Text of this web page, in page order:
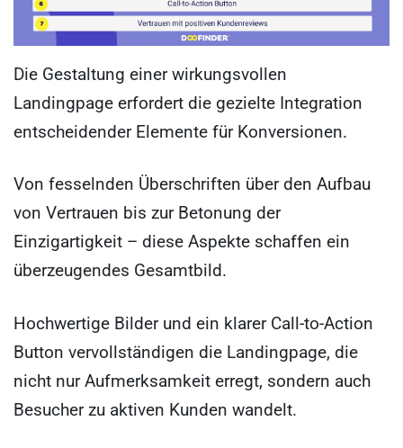
Die Gestaltung einer wirkungsvollen
Landingpage erfordert die gezielte Integration
entscheidender Elemente für Konversionen.
Von fesselnden Überschriften über den Aufbau
von Vertrauen bis zur Betonung der
Einzigartigkeit – diese Aspekte schaffen ein
überzeugendes Gesamtbild.
Hochwertige Bilder und ein klarer Call-to-Action
Button vervollständigen die Landingpage, die
nicht nur Aufmerksamkeit erregt, sondern auch
Besucher zu aktiven Kunden wandelt.